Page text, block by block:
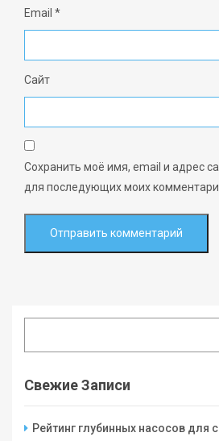
Email *
Сайт
Сохранить моё имя, email и адрес
для последующих моих
Свежие Записи
Рейтинг глубинных насосов для